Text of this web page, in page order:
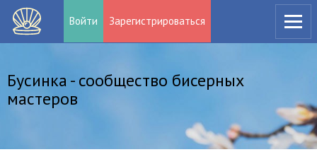
Войти Зарегистрироваться
Бусинка - сообщество бисерных
мастеров